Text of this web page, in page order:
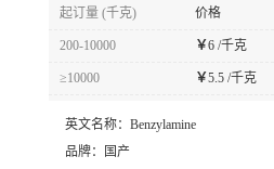
起订量 (千克) 价格
200-10000 ￥6 /千克
≥10000 ￥5.5 /千克
英文名称： Benzylamine
品牌：
国产